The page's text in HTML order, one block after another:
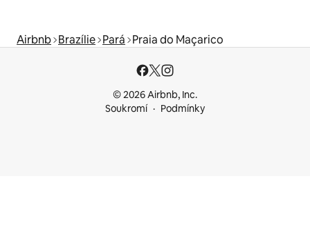
Airbnb Brazílie Pará Praia do Maçarico
© 2026 Airbnb, Inc.
Soukromí
Podmínky